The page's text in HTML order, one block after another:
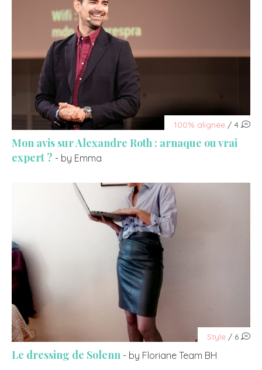
100% alignée / 4
Mon avis sur Alexandre Roth : arnaque ou vrai
expert ? - by Emma
Style / 6
Le dressing de Solenn - by Floriane Team BH